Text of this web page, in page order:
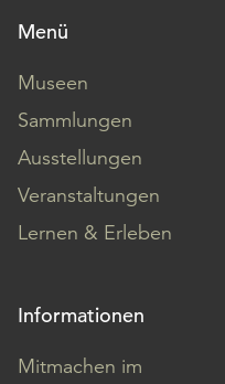
Menü
Museen
Sammlungen
Ausstellungen
Veranstaltungen
Lernen & Erleben
Informationen
Mitmachen im